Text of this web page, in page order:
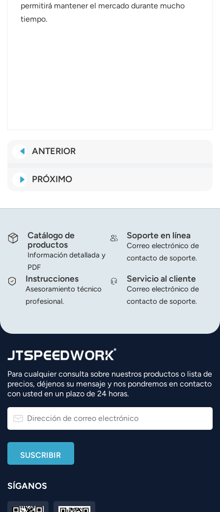
permitirá mantener el mercado durante mucho
tiempo.
ANTERIOR
PRÓXIMO
Catálogo de
productos
Información detallada y
PDF
Soporte en línea
Correo electrónico de
contacto de soporte.
Instrucciones
Asesoramiento técnico
profesional.
Servicio al cliente
Correo electrónico de
contacto de soporte.
Para cualquier consulta sobre nuestros productos o lista de
precios, déjenos su mensaje y nos pondremos en contacto
con usted en un plazo de 24 horas.
SÍGANOS